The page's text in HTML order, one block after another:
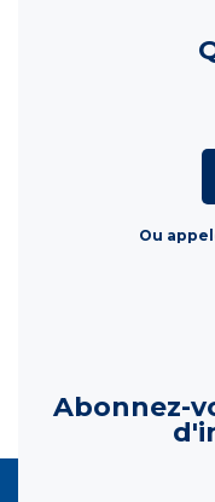
Ou
Abonnez-